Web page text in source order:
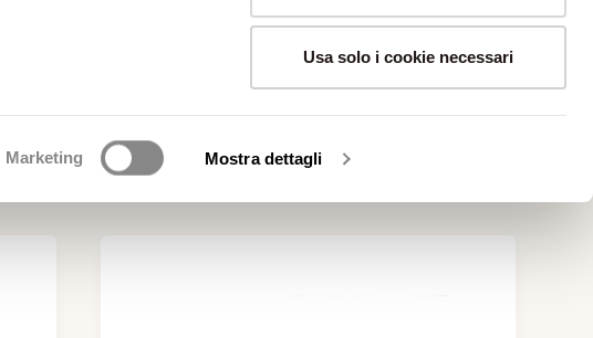
Marketing Mostra dettagli
Usa solo i cookie necessari